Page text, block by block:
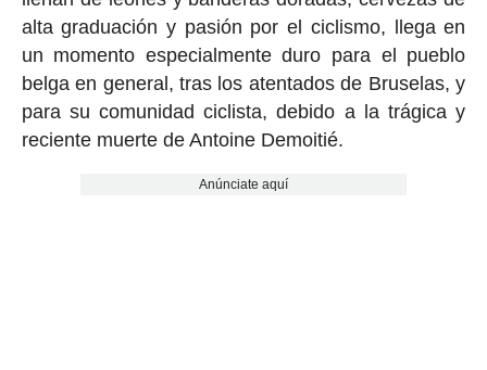
alta graduación y pasión por el ciclismo, llega en
un momento especialmente duro para el pueblo
belga en general, tras los atentados de Bruselas, y
para su comunidad ciclista, debido a la trágica y
reciente muerte de Antoine Demoitié.
Anúnciate aquí